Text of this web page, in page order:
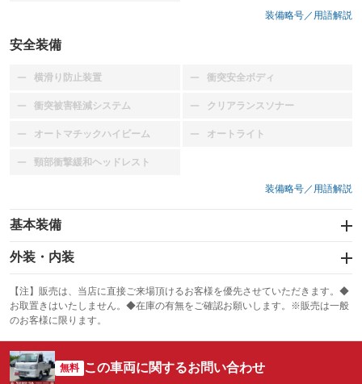
装備略号／用語解説
安全装備
横滑り防止装置
：装備なし 衝突安全ボディ
：装備なし
衝突被害軽減システム
：装備なし クリアランスソナー
：装備なし
オートマチックハイビーム
：装備なし オートライト
：装備なし
頸部衝撃緩和ヘッドレスト
：装備なし
装備略号／用語解説
基本装備
エアバッグ
：装備なし
：装備なし
サンルーフ
：装備なし ABS
エアコン
：装備あり Wエアコン
：装備なし
リフトアップ
：装備なし パワーステアリング
：装備あり
外装・内装
カーナビ
：装備なし
TV
：装備なし
オーディオ
ビジュアル
：装備なし
【注】販売は、当店に直接ご来場頂けるお客様を優先させていただきます。◆
お取置きはいたしません。◆在庫の有無をご確認お願いします。※販売は一般
のお客様に限ります。
無料 この車両に関するお問い合わせ